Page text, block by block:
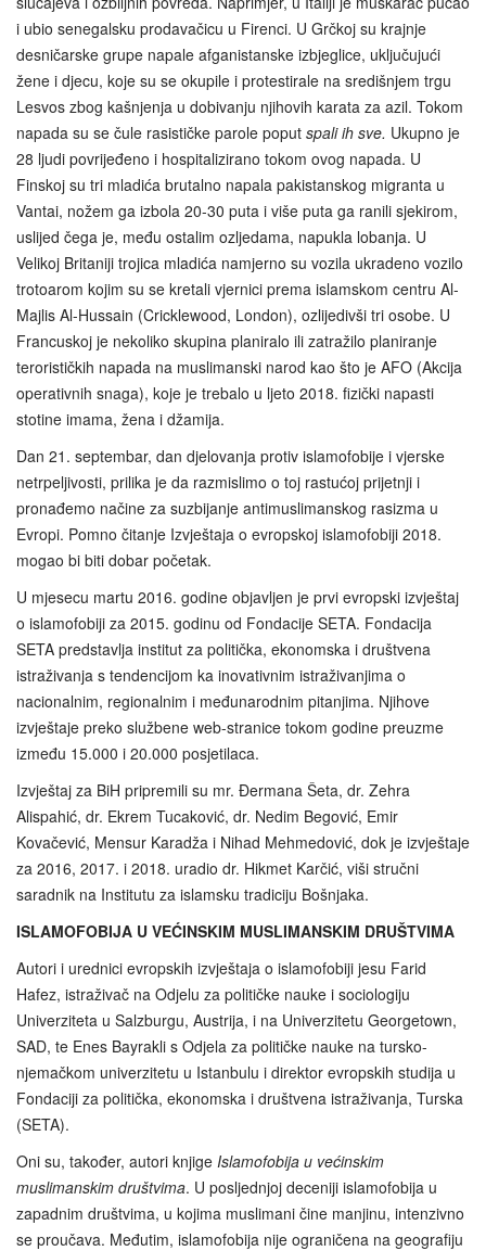
i ubio senegalsku prodavačicu u Firenci. U Grčkoj su krajnje
desničarske grupe napale afganistanske izbjeglice, uključujući
žene i djecu, koje su se okupile i protestirale na središnjem trgu
Lesvos zbog kašnjenja u dobivanju njihovih karata za azil. Tokom
napada su se čule rasističke parole poput spali ih sve. Ukupno je
28 ljudi povrijeđeno i hospitalizirano tokom ovog napada. U
Finskoj su tri mladića brutalno napala pakistanskog migranta u
Vantai, nožem ga izbola 20-30 puta i više puta ga ranili sjekirom,
uslijed čega je, među ostalim ozljedama, napukla lobanja. U
Velikoj Britaniji trojica mladića namjerno su vozila ukradeno vozilo
trotoarom kojim su se kretali vjernici prema islamskom centru Al-
Majlis Al-Hussain (Cricklewood, London), ozlijedivši tri osobe. U
Francuskoj je nekoliko skupina planiralo ili zatražilo planiranje
terorističkih napada na muslimanski narod kao što je AFO (Akcija
operativnih snaga), koje je trebalo u ljeto 2018. fizički napasti
stotine imama, žena i džamija.
Dan 21. septembar, dan djelovanja protiv islamofobije i vjerske
netrpeljivosti, prilika je da razmislimo o toj rastućoj prijetnji i
pronađemo načine za suzbijanje antimuslimanskog rasizma u
Evropi. Pomno čitanje Izvještaja o evropskoj islamofobiji 2018.
mogao bi biti dobar početak.
U mjesecu martu 2016. godine objavljen je prvi evropski izvještaj
o islamofobiji za 2015. godinu od Fondacije SETA. Fondacija
SETA predstavlja institut za politička, ekonomska i društvena
istraživanja s tendencijom ka inovativnim istraživanjima o
nacionalnim, regionalnim i međunarodnim pitanjima. Njihove
izvještaje preko službene web-stranice tokom godine preuzme
između 15.000 i 20.000 posjetilaca.
Izvještaj za BiH pripremili su mr. Đermana Šeta, dr. Zehra
Alispahić, dr. Ekrem Tucaković, dr. Nedim Begović, Emir
Kovačević, Mensur Karadža i Nihad Mehmedović, dok je izvještaje
za 2016, 2017. i 2018. uradio dr. Hikmet Karčić, viši stručni
saradnik na Institutu za islamsku tradiciju Bošnjaka.
ISLAMOFOBIJA U VEĆINSKIM MUSLIMANSKIM DRUŠTVIMA
Autori i urednici evropskih izvještaja o islamofobiji jesu Farid
Hafez, istraživač na Odjelu za političke nauke i sociologiju
Univerziteta u Salzburgu, Austrija, i na Univerzitetu Georgetown,
SAD, te Enes Bayrakli s Odjela za političke nauke na tursko-
njemačkom univerzitetu u Istanbulu i direktor evropskih studija u
Fondaciji za politička, ekonomska i društvena istraživanja, Turska
(SETA).
Oni su, također, autori knjige Islamofobija u većinskim
muslimanskim društvima. U posljednjoj deceniji islamofobija u
zapadnim društvima, u kojima muslimani čine manjinu, intenzivno
se proučava. Međutim, islamofobija nije ograničena na geografiju